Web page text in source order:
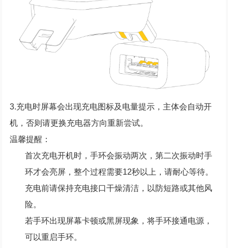
3.充电时屏幕会出现充电图标及电量提示，主体会自动开
机，否则请更换充电器方向重新尝试。
温馨提醒：
首次充电开机时，手环会振动两次，第二次振动时手
环才会亮屏，整个过程需要12秒以上，请耐心等待。
充电前请保持充电接口干燥清洁，以防短路或其他风
险。
若手环出现屏幕卡顿或黑屏现象，将手环接通电源，
可以重启手环。